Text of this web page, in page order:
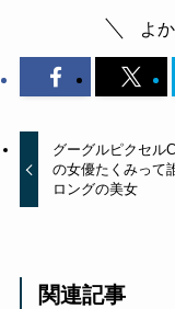
よ
グーグルピクセル
の女優たくみって
ロングの美女
関連記事